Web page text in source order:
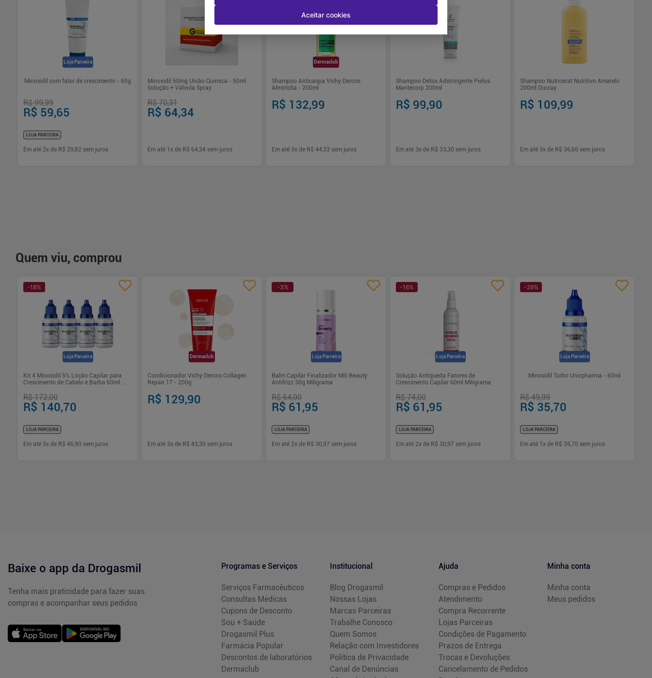
Aceitar cookies
Loja Parceira
Minoxidil com fator de crescimento - 60g
R$ 99,99
R$ 59,65
LOJA PARCEIRA
Em até 2x de R$ 29,82 sem juros
Minoxidil 50mg União Química - 50ml
Solução + Válvula Spray
R$ 70,31
R$ 64,34
Em até 1 x de R$ 64,34 sem juros
Dermaclub
Shampoo Anticaspa Vichy Dercos
Almotolia - 200ml
R$ 132,99
Em até 3x de R$ 44,33 sem juros
Shampoo Detox Adstringente Pielus
Mantecorp 200ml
R$ 99,90
Em até 3x de R$ 33,30 sem juros
Shampoo Nutricerat Nutritivo Amarelo
200ml Ducray
R$ 109,99
Em até 3x de R$ 36,66 sem juros
Quem viu, comprou
Loja Parceira
-18%
Kit 4 Minoxidil 5% Loção Capilar para
Crescimento de Cabelo e Barba 60ml
R$ 172,00
R$ 140,70
LOJA PARCEIRA
Em até 3x de R$ 46,90 sem juros
Dermaclub
Condicionador Vichy Dercos Collagen
Repair 17 - 200g
R$ 129,90
Em até 3x de R$ 43,30 sem juros
Loja Parceira
-3%
Balm Capilar Finalizador Mili Beauty
Antifrizz 30g Miligrama
R$ 64,00
R$ 61,95
LOJA PARCEIRA
Em até 2x de R$ 30,97 sem juros
Loja Parceira
-16%
Solução Antiqueda Fatores de
Crescimento Capilar 60ml Miligrama
R$ 74,00
R$ 61,95
LOJA PARCEIRA
Em até 2x de R$ 30,97 sem juros
Loja Parceira
-29%
Minoxidil Turbo Unicpharma - 60ml
R$ 49,99
R$ 35,70
LOJA PARCEIRA
Em até 1 x de R$ 35,70 sem juros
Baixe o app da Drogasmil
Tenha mais praticidade para fazer suas
compras e acompanhar seus pedidos
Programas e Serviços
Serviços Farmacêuticos
Consultas Médicas
Cupons de Desconto
Sou + Saúde
Drogasmil Plus
Farmácia Popular
Descontos de laboratórios
Dermaclub
Institucional
Blog Drogasmil
Nossas Lojas
Marcas Parceiras
Trabalhe Conosco
Quem Somos
Relação com Investidores
Política de Privacidade
Canal de Denúncias
Ajuda
Compras e Pedidos
Atendimento
Compra Recorrente
Lojas Parceiras
Condições de Pagamento
Prazos de Entrega
Trocas e Devoluções
Cancelamento de Pedidos
Minha conta
Minha conta
Meus pedidos